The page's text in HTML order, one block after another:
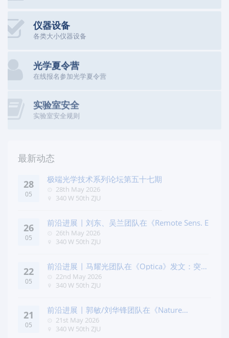
仪器设备
各类大小仪器设备
光学夏令营
在线报名参加光学夏令营
实验室安全
实验室安全规则
最新动态
28
05
极端光学技术系列论坛第五十七期
28th May 2026
340 W 50th ZJU
26
05
前沿进展 | 刘东、吴兰团队在《Remote Sens. E
26th May 2026
340 W 50th ZJU
22
05
前沿进展 | 马耀光团队在《Optica》发文：突破
几何相位
22nd May 2026
340 W 50th ZJU
21
05
前沿进展 | 郭敏/刘华锋团队在《Nature
Commun
21st May 2026
340 W 50th ZJU